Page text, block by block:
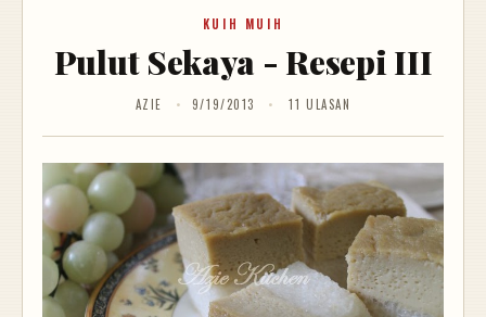
KUIH MUIH
Pulut Sekaya - Resepi III
AZIE 9/19/2013 11 ULASAN